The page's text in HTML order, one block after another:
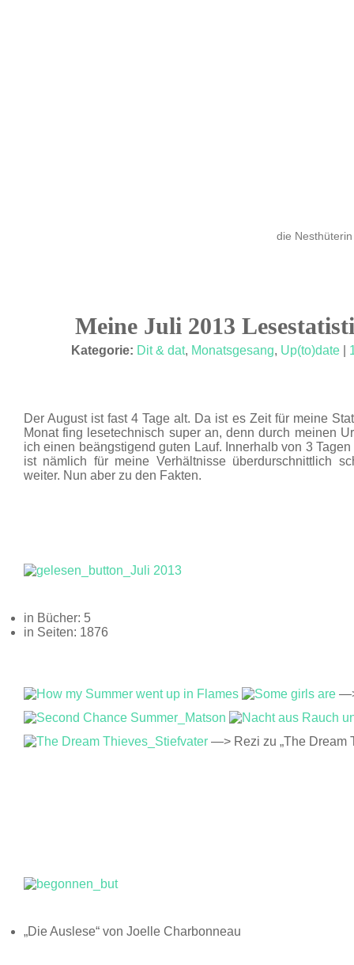
die Nesthüterin
Meine Juli 2013
Kategorie: Dit & dat, Monatsgesang, Up(to)date
Der August ist fast 4 Tage alt. Da ist es Zeit für meine
Monat fing lesetechnisch super an, denn durch meinen
ich einen beängstigend guten Lauf. Innerhalb von 3
ist nämlich für meine Verhältnisse überdurschnittlich
weiter. Nun aber zu den Fakten.
in Bücher: 5
in Seiten: 1876
—> Rezi zu „The Dream
„Die Auslese“ von Joelle Charbonneau